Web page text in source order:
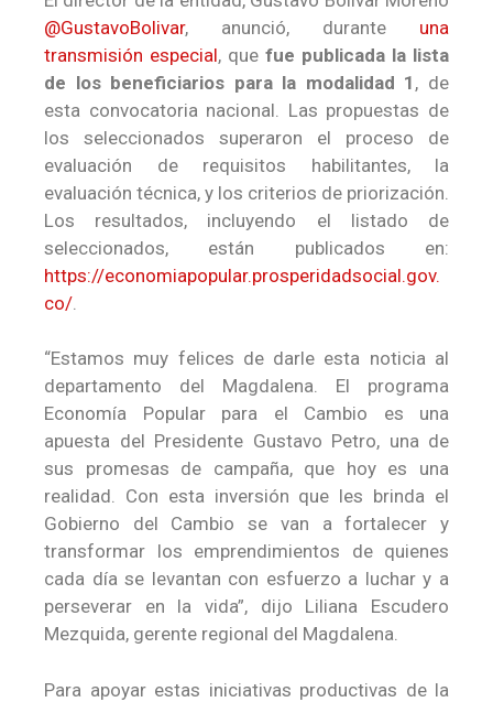
@GustavoBolivar, anunció, durante una
transmisión especial, que fue publicada la lista
de los beneficiarios para la modalidad 1 , de
esta convocatoria nacional. Las propuestas de
los seleccionados superaron el proceso de
evaluación de requisitos habilitantes, la
evaluación técnica, y los criterios de priorización.
Los resultados, incluyendo el listado de
seleccionados, están publicados en:
https://economiapopular.prosperidadsocial.gov.
co/
“Estamos muy felices de darle esta noticia al
departamento del Magdalena. El programa
Economía Popular para el Cambio es una
apuesta del Presidente Gustavo Petro, una de
sus promesas de campaña, que hoy es una
realidad. Con esta inversión que les brinda el
Gobierno del Cambio se van a fortalecer y
transformar los emprendimientos de quienes
cada día se levantan con esfuerzo a luchar y a
perseverar en la vida”, dijo Liliana Escudero
Mezquida, gerente regional del Magdalena.
Para apoyar estas iniciativas productivas de la